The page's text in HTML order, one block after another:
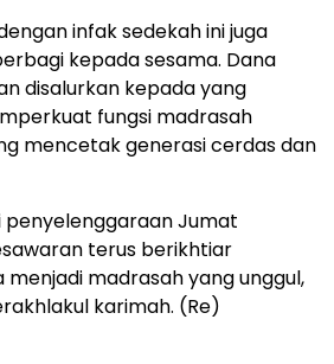
infak sedekah ini juga
kepada sesama. Dana
disalurkan kepada yang
fungsi madrasah
mencetak generasi cerdas dan
penyelenggaraan Jumat
terus berikhtiar
menjadi madrasah yang unggul,
karimah. (Re)